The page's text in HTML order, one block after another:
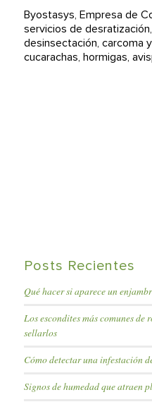
Byostasys, Empresa de
servicios de
desinsectación, carcoma
cucarachas, hormigas,
Posts Recientes
Qué hacer si aparece un
Los escondites más comunes de
sellarlos
Cómo detectar una infestación
Signos de humedad que atraen